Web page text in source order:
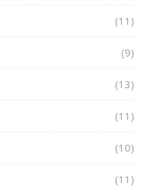
(11)
(9)
(13)
(11)
(10)
(11)